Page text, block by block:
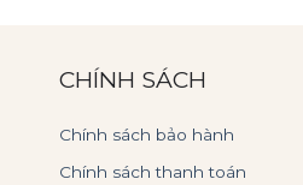
CHÍNH SÁCH
Chính sách bảo hành
Chính sách thanh toán